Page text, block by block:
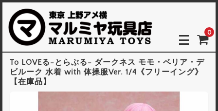
0
To LOVEる-とらぶる- ダークネス モモ・ベリア・デ
ビルーク 水着 with 体操服Ver. 1/4《フリーイング》
【在庫品】